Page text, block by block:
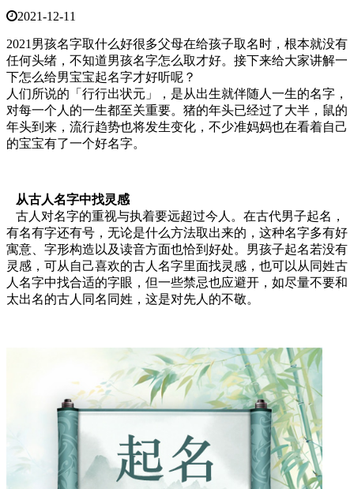
2021-12-11
2021男孩名字取什么好很多父母在给孩子取名时，根本就没有
任何头绪，不知道男孩名字怎么取才好。接下来给大家讲解一
下怎么给男宝宝起名字才好听呢？
人们所说的「行行出状元」，是从出生就伴随人一生的名字，
对每一个人的一生都至关重要。猪的年头已经过了大半，鼠的
年头到来，流行趋势也将发生变化，不少准妈妈也在看着自己
的宝宝有了一个好名字。
从古人名字中找灵感
古人对名字的重视与执着要远超过今人。在古代男子起名，
有名有字还有号，无论是什么方法取出来的，这种名字多有好
寓意、字形构造以及读音方面也恰到好处。男孩子起名若没有
灵感，可从自己喜欢的古人名字里面找灵感，也可以从同姓古
人名字中找合适的字眼，但一些禁忌也应避开，如尽量不要和
太出名的古人同名同姓，这是对先人的不敬。